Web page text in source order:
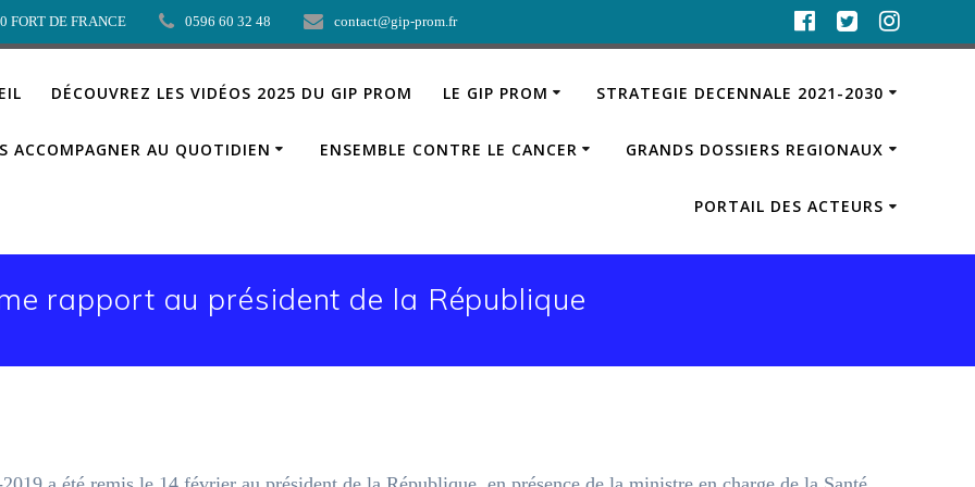
FORT DE FRANCE 0596 60 32 48 contact@gip-prom.fr
DÉCOUVREZ LES VIDÉOS 2025 DU GIP PROM LE GIP PROM STRATEGIE DECENNALE 2021-2030
ACCOMPAGNER AU QUOTIDIEN ENSEMBLE CONTRE LE CANCER GRANDS DOSSIERS REGIONAUX
PORTAIL DES ACTEURS
rapport au président de la République